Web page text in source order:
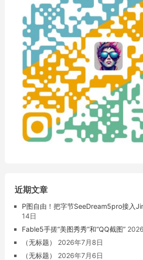
近期文章
P图自由！把字节SeeDream5pro接入
14日
Fable5手搓“美图秀秀”和“QQ截图”
（无标题）
2026年7月8日
（无标题）
2026年7月6日